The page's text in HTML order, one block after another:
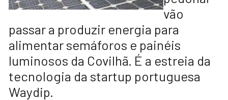
vão
passar a produzir energia para
alimentar semáforos e painéis
luminosos da Covilhã. É a estreia da
tecnologia da startup portuguesa
Waydip.